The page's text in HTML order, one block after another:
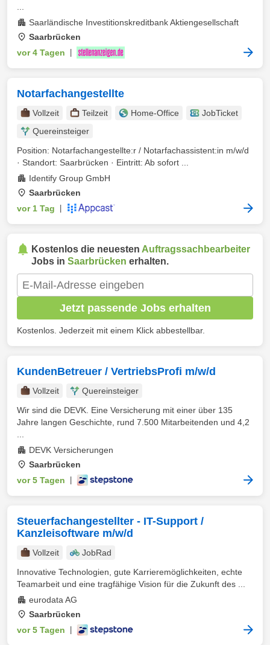
Saarländische Investitionskreditbank Aktiengesellschaft
Saarbrücken
vor 4 Tagen
Notarfachangestellte
Vollzeit Teilzeit Home-Office
JobTicket
Quereinsteiger
Position: Notarfachangestellte:r / Notarfachassistent:in m/w/d
· Standort: Saarbrücken · Eintritt: Ab sofort ...
Identify Group GmbH
Saarbrücken
vor 1 Tag
Kostenlos die neuesten Auftragssachbearbeiter
Jobs in Saarbrücken erhalten.
Jetzt passende Jobs erhalten
Kostenlos. Jederzeit mit einem Klick abbestellbar.
KundenBetreuer / VertriebsProfi m/w/d
Vollzeit
Quereinsteiger
Wir sind die DEVK. Eine Versicherung mit einer über 135
Jahre langen Geschichte, rund 7.500 Mitarbeitenden und 4,2
DEVK Versicherungen
Saarbrücken
vor 5 Tagen
Steuerfachangestellter - IT-Support /
Kanzleisoftware m/w/d
Vollzeit
JobRad
Innovative Technologien, gute Karrieremöglichkeiten, echte
Teamarbeit und eine tragfähige Vision für die Zukunft des ...
eurodata AG
Saarbrücken
vor 5 Tagen